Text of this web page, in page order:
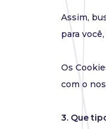
Assim,
para
Os
com o
3. Que